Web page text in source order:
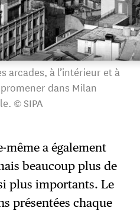
arcades, à l’intérieur et à
dans Milan
© SIPA
même a également
beaucoup plus de
plus importants. Le
présentées chaque